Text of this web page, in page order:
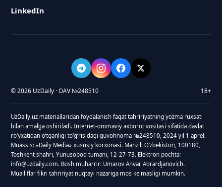
LinkedIn
© 2026 UzDaily · OAV №248510 18+
UzDaily.uz materiallaridan foydalanish faqat tahririyatning yozma ruxsati
bilan amalga oshiriladi. Internet-ommaviy axborot vositasi sifatida davlat
roʻyxatidan oʻtganligi toʻgʻrisidagi guvohnoma №248510, 2024 yil 1 aprel.
Muassis: «Daily Media» xususiy korxonasi. Manzil: Oʻzbekiston, 100180,
Toshkent shahri, Yunusobod tumani, 12-27-73. Elektron pochta:
info@uzdaily.com. Bosh muharrir: Umarov Anvar Abrardjanovich.
Mualliflar fikri tahririyat nuqtayi nazariga mos kelmasligi mumkin.